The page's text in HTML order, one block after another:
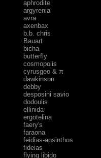
aphrodite
argyrenia
avra
axenbax
b.b. chris
Bauart
bicha
butterfly
cosmopolis
cyrusgeo & π
dawkinson
debby
desposini savio
dodoulis
ellinida
ergotelina
faery's
faraona
feidias-apsinthos
fideias
flying libido